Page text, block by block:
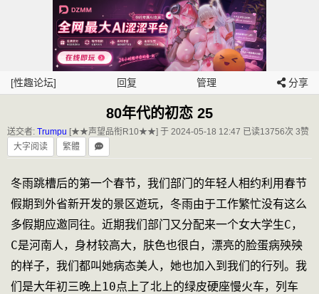
[性趣论坛] 回复 管理 分享
80年代的初恋 25
送交者: Trumpu [★★声望品衔R10★★] 于 2024-05-18 12:47 已读13756次 3赞
大字阅读
繁體
冬雨跳槽后的第一个春节，我们部门的年轻人相约利用春节
假期到外省新开发的景区遊玩，冬雨由于工作繁忙没有这么
多假期应邀同往。近期我们部门又分配来一个女大学生C，
C是河南人，身材较高大，肤色也很白，漂亮的脸蛋病殃殃
的样子，我们都叫她病态美人，她也加入到我们的行列。我
们是大年初三晚上10点上了北上的绿皮硬座慢火车，列车